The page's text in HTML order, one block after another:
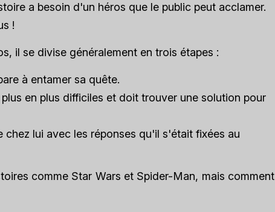
a besoin d'un héros que le public peut acclamer.
!
il se divise généralement en trois étapes :
à entamer sa quête.
en plus difficiles et doit trouver une solution pour
lui avec les réponses qu'il s'était fixées au
comme Star Wars et Spider-Man, mais comment